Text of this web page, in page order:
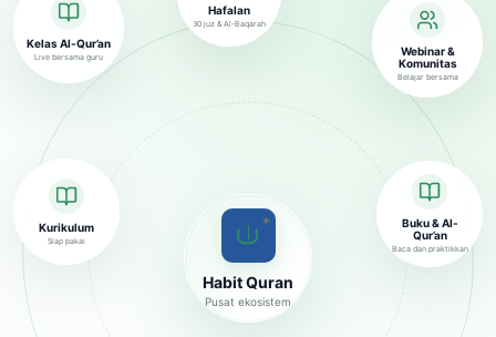
✦
Habit Quran
Pusat ekosistem
Kelas Al-Qur’an
Live bersama guru
Hafalan
30 juz & Al-Baqarah
Buku & Al-
Qur’an
Baca dan praktikkan
Kurikulum
Siap pakai
Webinar &
Komunitas
Belajar bersama